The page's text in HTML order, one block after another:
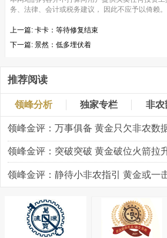
务、法律、会计或税务建议， 因此不应予以倚赖。
上一篇: 卡卡：等待修复结束
下一篇: 景然：低多埋伏着
推荐阅读
领峰分析 独家专栏 非农
领峰金评：突破突破 黄金破位火箭拉